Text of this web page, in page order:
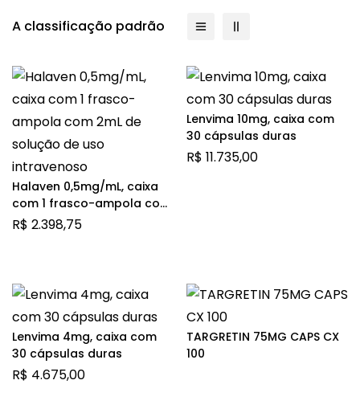
A classificação padrão
Halaven 0,5mg/mL, caixa
com 1 frasco-ampola com
2mL de solução de uso
R$ 2.398,75
Lenvima 10mg, caixa com
30 cápsulas duras
R$ 11.735,00
Lenvima 4mg, caixa com
30 cápsulas duras
R$ 4.675,00
TARGRETIN 75MG CAPS CX
100